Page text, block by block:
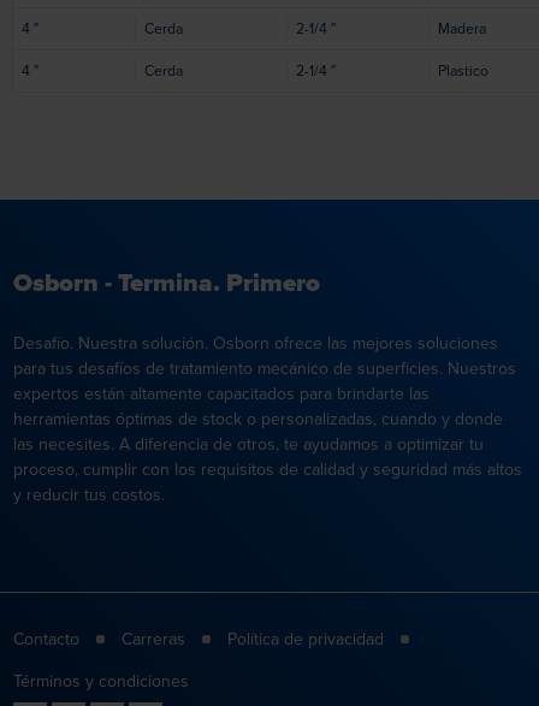
4″ Cerda 2-1/4″
Madera
4″ Cerda 2-1/4″ Plastico
Osborn - Termina. Primero
Desafío. Nuestra solución. Osborn ofrece las mejores soluciones
para tus desafíos de tratamiento mecánico de superficies. Nuestros
expertos están altamente capacitados para brindarte las
herramientas óptimas de stock o personalizadas, cuando y donde
las necesites. A diferencia de otros, te ayudamos a optimizar tu
proceso, cumplir con los requisitos de calidad y seguridad más altos
y reducir tus costos.
Contacto Carreras
Política de privacidad
Términos y condiciones